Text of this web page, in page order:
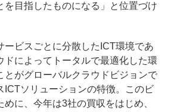
を目指したものになる」と位置づけ
ビスごとに分散したICT環境であ
ドによってトータルで最適化した環
とがグローバルクラウドビジョンで
ICTソリューションの特徴。このビ
めに、今年は3社の買収をはじめ、